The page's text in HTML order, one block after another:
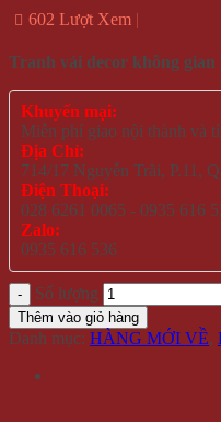
602 Lượt Xem
Tranh vải decor không
Khuyến mại:
Miễn phí giao nội thành và
Địa Chỉ:
714/17 Nguyễn Trãi, P.11,
Điện Thoại:
028 6261 0065 - 0935 616
Zalo:
0935 616 536
Số lượng
Thêm vào giỏ hàng
Danh mục: HÀNG MỚI VỀ,